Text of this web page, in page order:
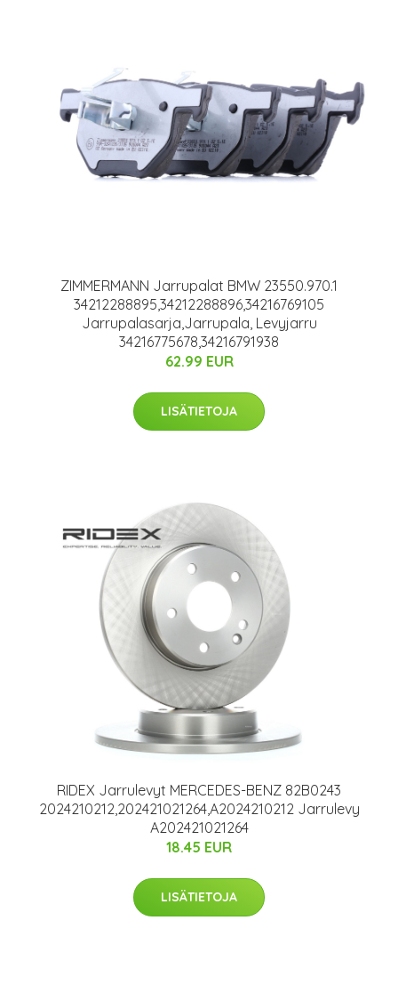
ZIMMERMANN Jarrupalat BMW 23550.970.1
34212288895,34212288896,34216769105
Jarrupalasarja,Jarrupala, Levyjarru
34216775678,34216791938
62.99 EUR
LISÄTIETOJA
RIDEX Jarrulevyt MERCEDES-BENZ 82B0243
2024210212,202421021264,A2024210212 Jarrulevy
A202421021264
18.45 EUR
LISÄTIETOJA